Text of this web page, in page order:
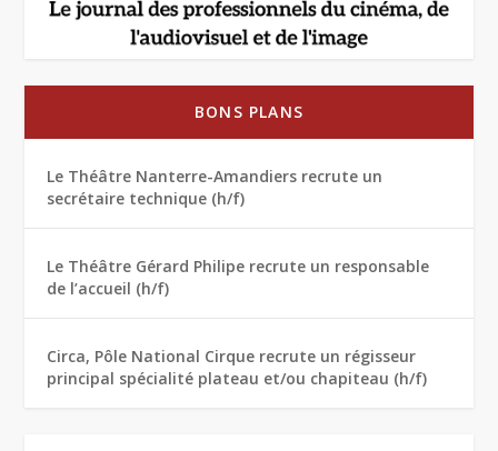
BONS PLANS
Le Théâtre Nanterre-Amandiers recrute un
secrétaire technique (h/f)
Le Théâtre Gérard Philipe recrute un responsable
de l’accueil (h/f)
Circa, Pôle National Cirque recrute un régisseur
principal spécialité plateau et/ou chapiteau (h/f)